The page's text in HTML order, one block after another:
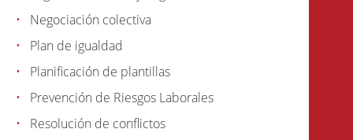
Negociación colectiva
Plan de igualdad
Planificación de plantillas
Prevención de Riesgos Laborales
Resolución de conflictos